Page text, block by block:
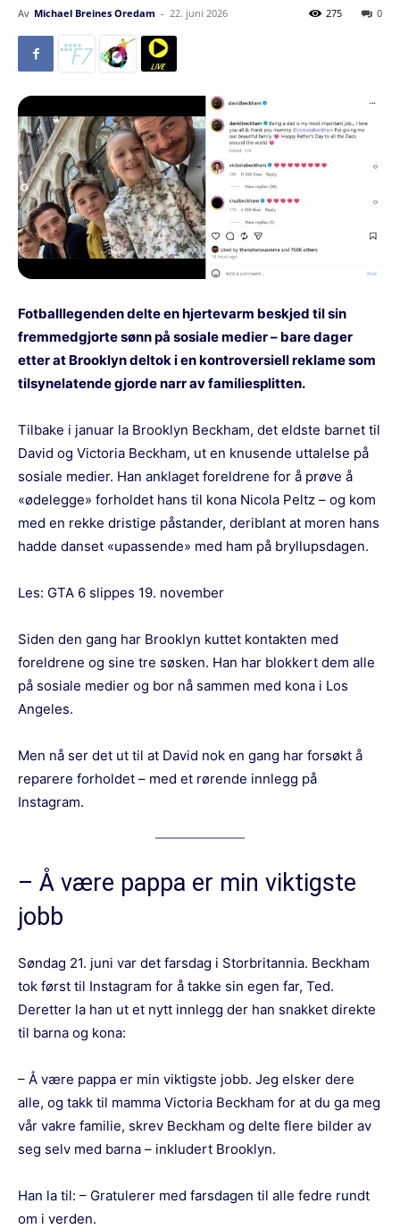
Av Michael Breines Oredam - 22. juni 2026 0
275
Fotballlegenden delte en hjertevarm beskjed til sin
fremmedgjorte sønn på sosiale medier – bare dager
etter at Brooklyn deltok i en kontroversiell reklame som
tilsynelatende gjorde narr av familiesplitten.
Tilbake i januar la Brooklyn Beckham, det eldste barnet til
David og Victoria Beckham, ut en knusende uttalelse på
sosiale medier. Han anklaget foreldrene for å prøve å
«ødelegge» forholdet hans til kona Nicola Peltz – og kom
med en rekke dristige påstander, deriblant at moren hans
hadde danset «upassende» med ham på bryllupsdagen.
Les: GTA 6 slippes 19. november
Siden den gang har Brooklyn kuttet kontakten med
foreldrene og sine tre søsken. Han har blokkert dem alle
på sosiale medier og bor nå sammen med kona i Los
Angeles.
Men nå ser det ut til at David nok en gang har forsøkt å
reparere forholdet – med et rørende innlegg på
Instagram.
– Å være pappa er min viktigste
jobb
Søndag 21. juni var det farsdag i Storbritannia. Beckham
tok først til Instagram for å takke sin egen far, Ted.
Deretter la han ut et nytt innlegg der han snakket direkte
til barna og kona:
– Å være pappa er min viktigste jobb. Jeg elsker dere
alle, og takk til mamma Victoria Beckham for at du ga meg
vår vakre familie, skrev Beckham og delte flere bilder av
seg selv med barna – inkludert Brooklyn.
Han la til: – Gratulerer med farsdagen til alle fedre rundt
om i verden.